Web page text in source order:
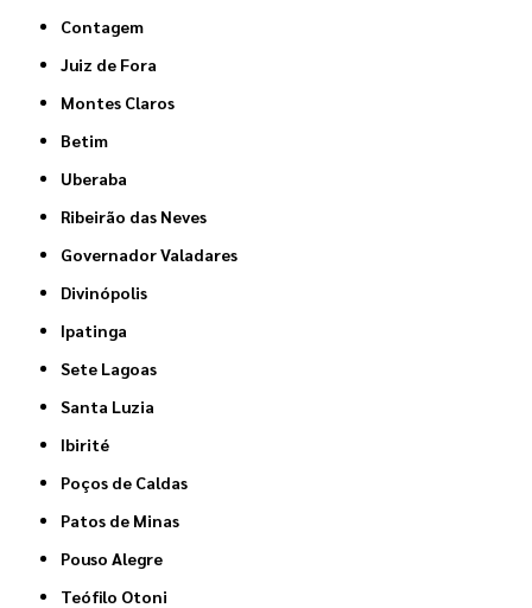
Contagem
Juiz de Fora
Montes Claros
Betim
Uberaba
Ribeirão das Neves
Governador Valadares
Divinópolis
Ipatinga
Sete Lagoas
Santa Luzia
Ibirité
Poços de Caldas
Patos de Minas
Pouso Alegre
Teófilo Otoni